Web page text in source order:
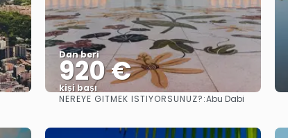
Dan beri
920 €
kişi başı
Görüntüle
NEREYE GITMEK ISTIYORSUNUZ?:Abu Dabi